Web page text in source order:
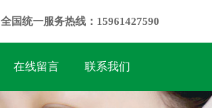
全国统一服务热线：15961427590
在线留言 联系我们